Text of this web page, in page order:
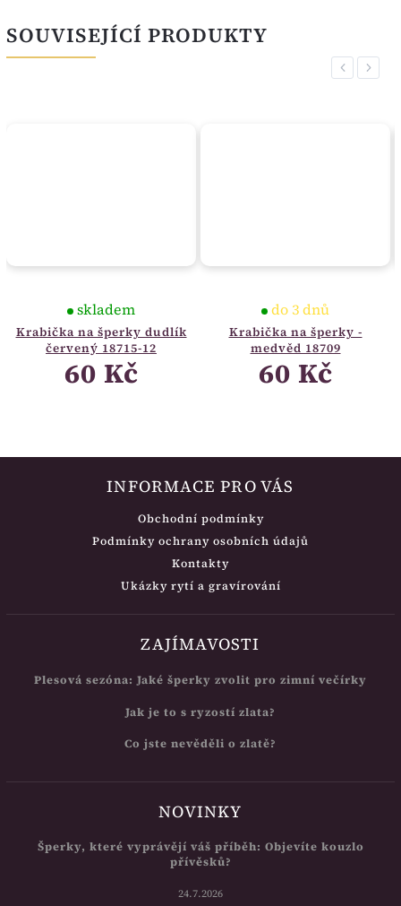
SOUVISEJÍCÍ PRODUKTY
Previous
Krabička na šperky dudlík
červený 18715-12
skladem
60 Kč
Krabička na šperky -
medvěd 18709
do 3 dnů
60 Kč
Next
INFORMACE PRO VÁS
Obchodní podmínky
Podmínky ochrany osobních údajů
Kontakty
Ukázky rytí a gravírování
ZAJÍMAVOSTI
Plesová sezóna: Jaké šperky zvolit pro zimní večírky
Jak je to s ryzostí zlata?
Co jste nevěděli o zlatě?
NOVINKY
Šperky, které vyprávějí váš příběh: Objevíte kouzlo
přívěsků?
24.7.2026